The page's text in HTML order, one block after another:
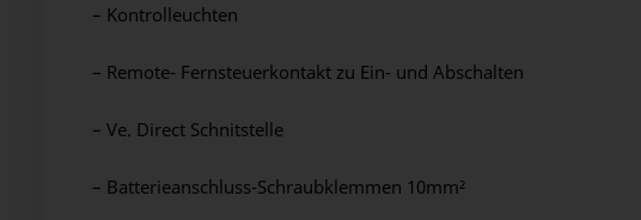
– Kontrolleuchten
– Remote- Fernsteuerkontakt zu Ein- und Abschalten
– Ve. Direct Schnitstelle
– Batterieanschluss-Schraubklemmen 10mm²